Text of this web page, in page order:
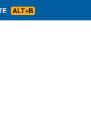
ALT+B